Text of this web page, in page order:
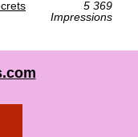
5 369
Impressions